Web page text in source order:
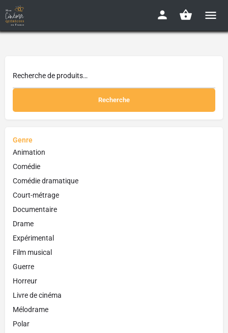
Recherche
Genre
Animation
Comédie
Comédie dramatique
Court-métrage
Documentaire
Drame
Expérimental
Film musical
Guerre
Horreur
Livre de cinéma
Mélodrame
Polar